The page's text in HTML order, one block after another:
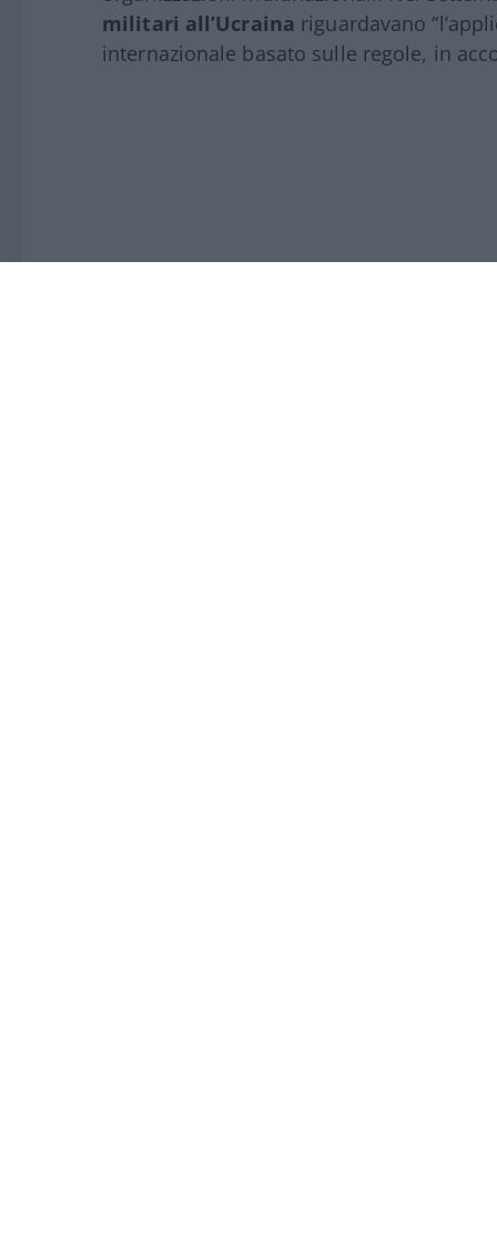
militari all’Ucraina riguardavano
internazionale basato sulle regole, in